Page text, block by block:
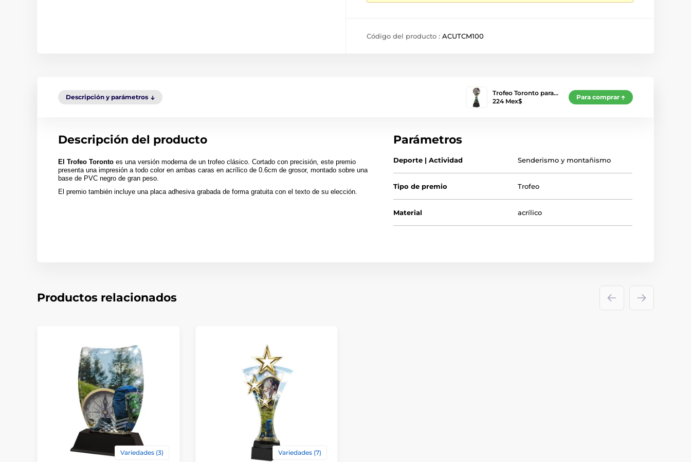
Código del producto : ACUTCM100
Descripción y parámetros
Trofeo Toronto para…
224 Mex$
Para comprar
Descripción del producto
El Trofeo Toronto es una versión moderna de un trofeo clásico. Cortado con precisión, este premio
presenta una impresión a todo color en ambas caras en acrílico de 0.6cm de grosor, montado sobre una
base de PVC negro de gran peso.
El premio también incluye una placa adhesiva grabada de forma gratuita con el texto de su elección.
Parámetros
Deporte | Actividad Senderismo y montañismo
Tipo de premio Trofeo
Material acrílico
Productos relacionados
Variedades (3) Variedades (7)